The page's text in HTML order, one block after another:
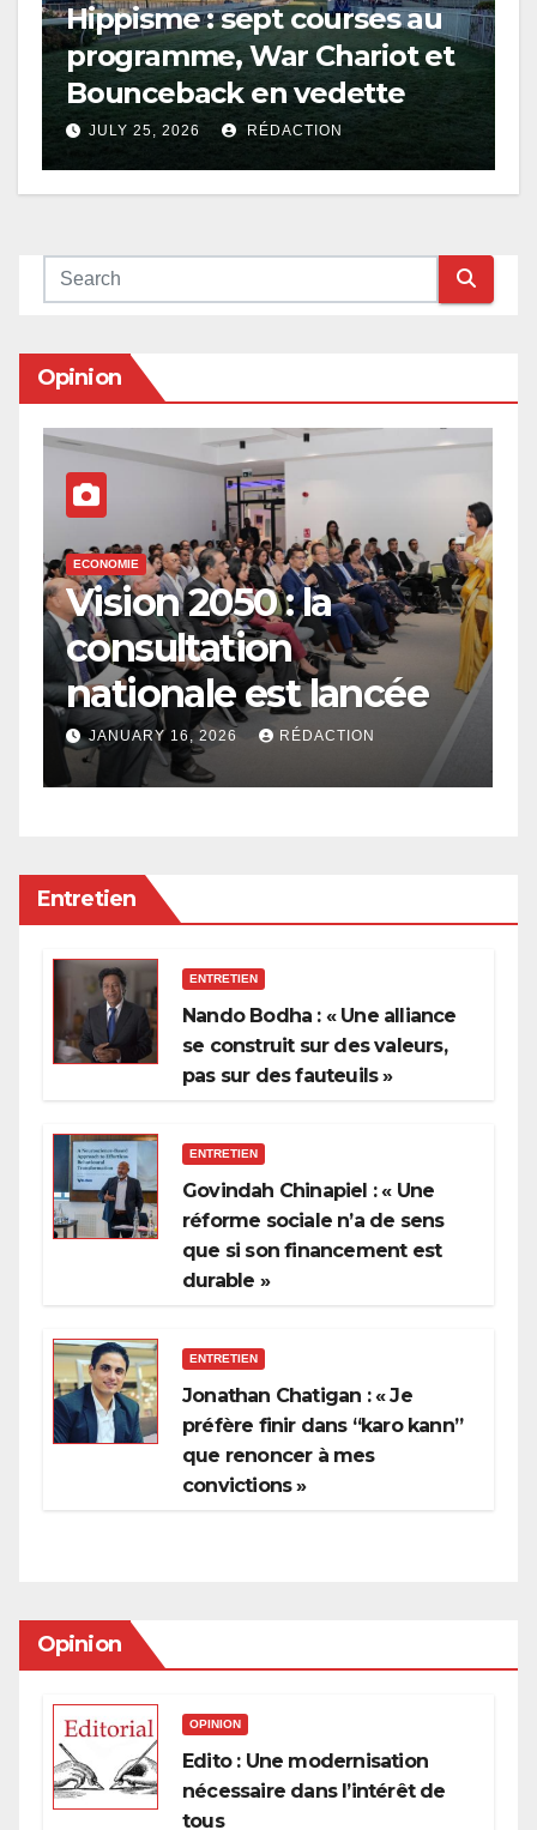
Hippisme : sept courses au
programme, War Chariot et
Bounceback en vedette
JULY 25, 2026 RÉDACTION
Opinion
ECONOMIE
Vision 2050 : la
consultation
nationale est lancée
JANUARY 16, 2026 RÉDACTION
Entretien
ENTRETIEN
Nando Bodha : « Une alliance
se construit sur des valeurs,
pas sur des fauteuils »
ENTRETIEN
Govindah Chinapiel : « Une
réforme sociale n’a de sens
que si son financement est
durable »
ENTRETIEN
Jonathan Chatigan : « Je
préfère finir dans “karo kann”
que renoncer à mes
convictions »
Opinion
OPINION
Edito : Une modernisation
nécessaire dans l’intérêt de
tous